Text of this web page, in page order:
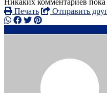
Никаких комментариев
Печать
Отправить